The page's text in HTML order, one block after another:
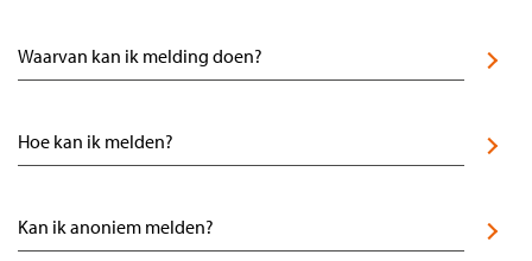
Waarvan kan ik melding doen?
Hoe kan ik melden?
Kan ik anoniem melden?